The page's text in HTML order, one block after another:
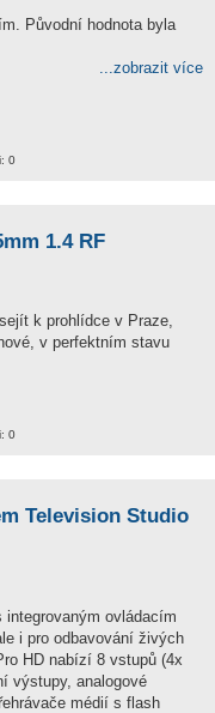
Původní hodnota byla
...zobrazit více
0
1.4 RF
k prohlídce v Praze,
v perfektním stavu
0
Television Studio
integrovaným ovládacím
i pro odbavování živých
HD nabízí 8 vstupů (4x
výstupy, analogové
médií s flash